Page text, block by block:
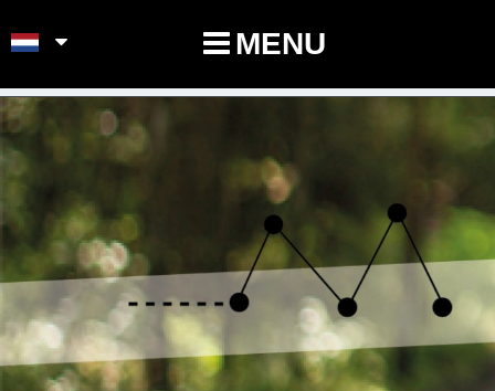
MENU